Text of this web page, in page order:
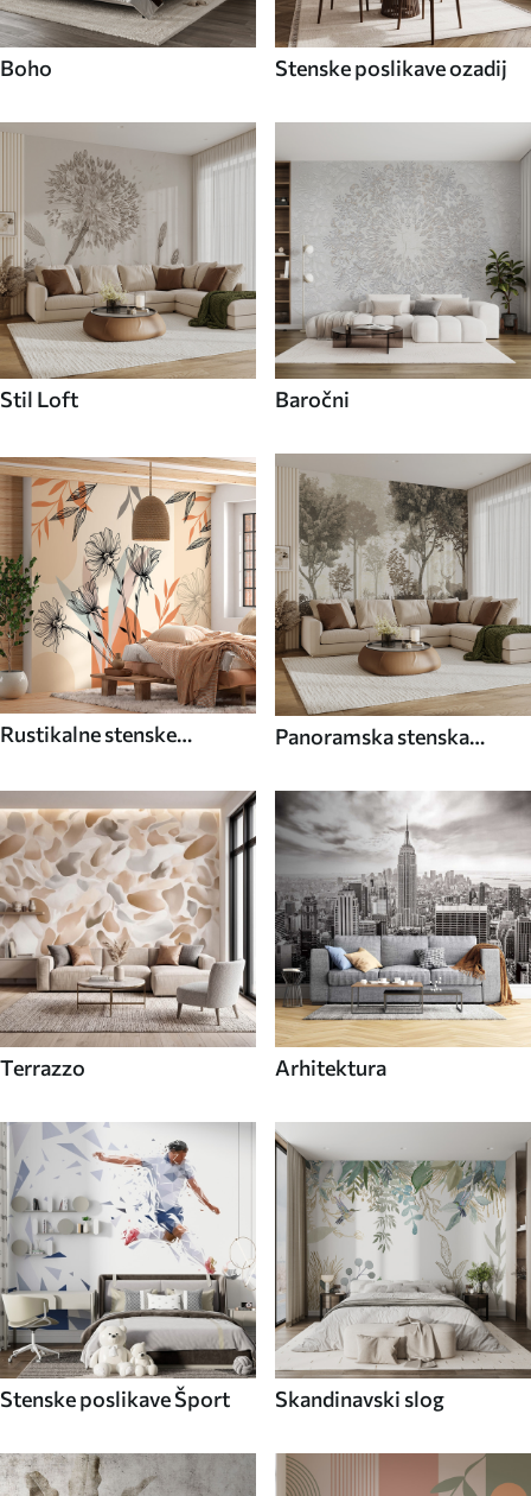
Boho Stenske poslikave ozadij
Stil Loft Baročni
Rustikalne stenske
Panoramska stenska
Terrazzo Arhitektura
Stenske poslikave Šport Skandinavski slog